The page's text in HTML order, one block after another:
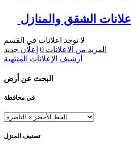
اعلانات الشقق والمنازل
لا توجد اعلانات في القسم
المزيد من الاعلانات 0 إعلان جديد
أرشيف الإعلانات المنتهية
البحث عن أرض
في محافظة
تصنيف المنزل